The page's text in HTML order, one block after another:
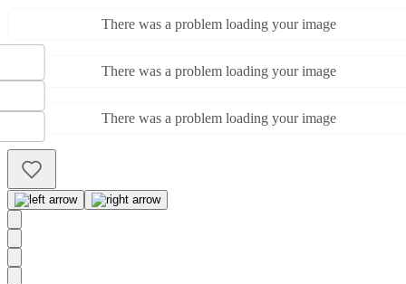
There was a problem loading your image
There was a problem loading your image
There was a problem loading your image